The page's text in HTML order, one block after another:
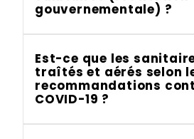
gouvernementale) ?
Est-ce que les
traîtés et aérés selon
recommandations
COVID-19 ?